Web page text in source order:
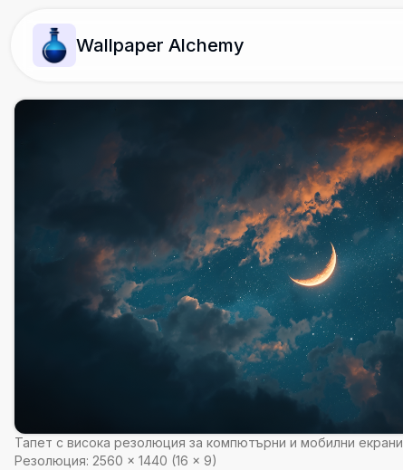
Wallpaper Alchemy
Тапет с висока резолюция за компютърни и мобилни екрани
Резолюция: 2560 × 1440 (16 × 9)